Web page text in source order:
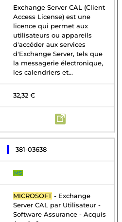
Exchange Server CAL (Client
Access License) est une
licence qui permet aux
utilisateurs ou appareils
d'accéder aux services
d'Exchange Server, tels que
la messagerie électronique,
les calendriers et...
32,32 €
381-03638
MS
MICROSOFT - Exchange
Server CAL par Utilisateur -
Software Assurance - Acquis